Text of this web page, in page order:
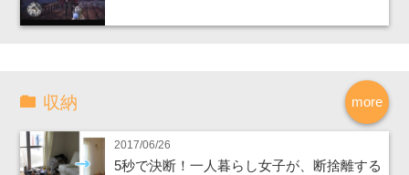
more
収納
2017/06/26
5秒で決断！一人暮らし女子が、断捨離する